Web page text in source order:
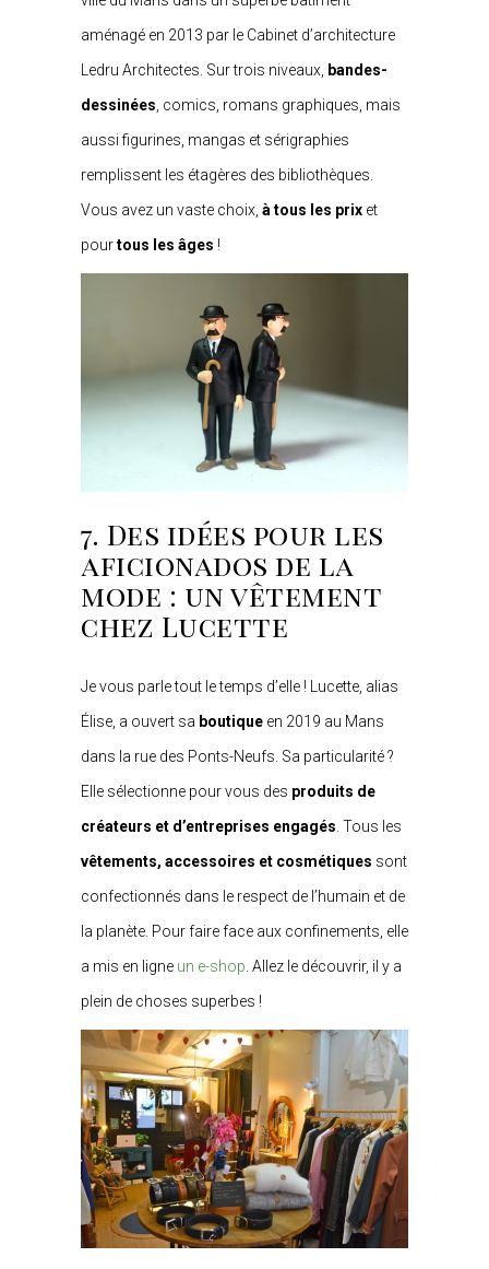
aménagé en 2013 par le Cabinet d’architecture
Ledru Architectes. Sur trois niveaux, bandes-
dessinées, comics, romans graphiques, mais
aussi figurines, mangas et sérigraphies
remplissent les étagères des bibliothèques.
Vous avez un vaste choix, à tous les prix et
pourtous les âges !
7. Des idées pour les
aficionados de la
mode : un vêtement
chez Lucette
Je vous parle tout le temps d’elle ! Lucette, alias
Élise, a ouvert sa boutique en 2019 au Mans
dans la rue des Ponts-Neufs. Sa particularité ?
Elle sélectionne pour vous des produits de
créateurs et d’entreprises engagés. Tous les
vêtements, accessoires et cosmétiques sont
confectionnés dans le respect de l’humain et de
la planète. Pour faire face aux confinements, elle
a mis en ligne un e-shop. Allez le découvrir, il y a
plein de choses superbes !